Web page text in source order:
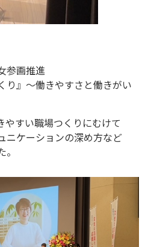
参画推進
り』～働きやすさと働きがい
やすい職場つくりにむけて
ニケーションの深め方など